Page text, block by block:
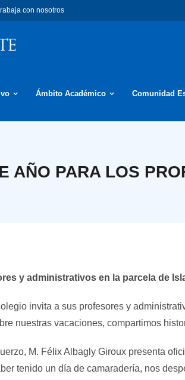
con nosotros
Ámbito Académico Comunidad
AÑO PARA LOS
y administrativos en la parcela de
invita a sus profesores y
nuestras vacaciones, compartimos
M. Félix Albagly Giroux presenta
tenido un día de camaradería, nos